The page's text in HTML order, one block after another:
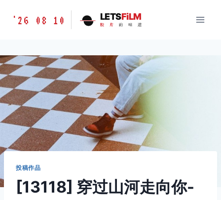
胶
味
道
LETSFILM
'26 08 10 LETSFiLM
胶 片 的 味 道
投稿作品
[13118] 穿过山河走向你-